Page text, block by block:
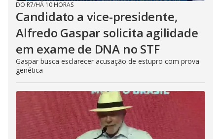
DO R7/HÁ 10 HORAS
Candidato a vice-presidente,
Alfredo Gaspar solicita agilidade
em exame de DNA no STF
Gaspar busca esclarecer acusação de estupro com prova
genética